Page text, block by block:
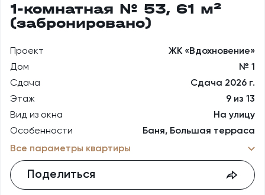
1-комнатная № 53, 61 м²
(забронировано)
Проект
ЖК «Вдохновение»
Дом
№ 1
Сдача
Сдача 2026 г.
Этаж
9 из 13
Вид из окна
На улицу
Особенности
Баня, Большая терраса
Все параметры квартиры
Поделиться